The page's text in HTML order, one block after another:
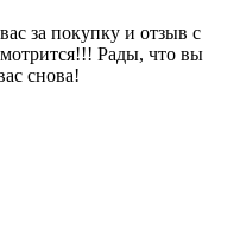
за покупку и отзыв с
Рады, что вы
снова!